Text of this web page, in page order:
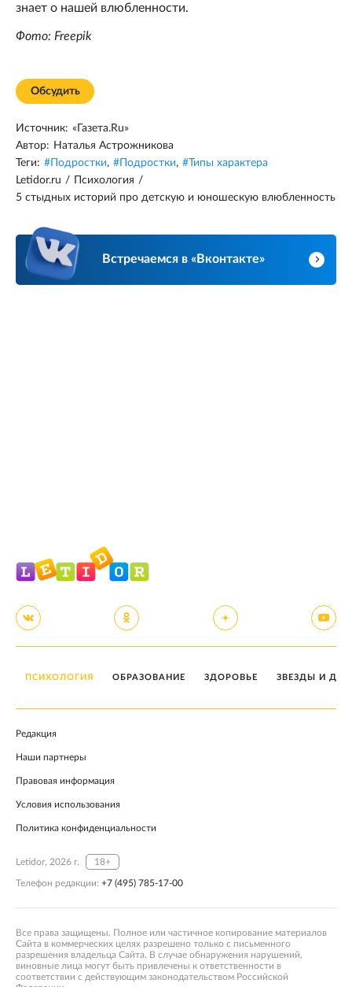
знает о нашей влюбленности.
Фото: Freepik
Обсудить
Источник: «Газета.Ru»
Автор: Наталья Астрожникова
Теги: #Подростки, #Подростки, #Типы характера
Letidor.ru / Психология /
5 стыдных историй про детскую и юношескую влюбленность
Встречаемся в «Вконтакте»
ПСИХОЛОГИЯ ОБРАЗОВАНИЕ ЗДОРОВЬЕ ЗВЕЗДЫ И
Редакция
Наши партнеры
Правовая информация
Условия использования
Политика конфиденциальности
Letidor, 2026 г. 18+
Телефон редакции: +7 (495) 785-17-00
Все права защищены. Полное или частичное копирование материалов
Сайта в коммерческих целях разрешено только с письменного
разрешения владельца Сайта. В случае обнаружения нарушений,
виновные лица могут быть привлечены к ответственности в
соответствии с действующим законодательством Российской